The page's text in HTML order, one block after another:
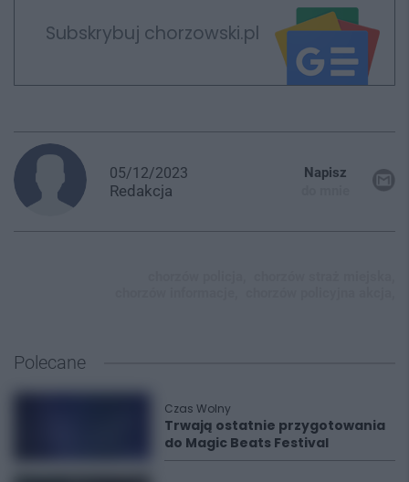
Subskrybuj chorzowski.pl
05/12/2023
Redakcja
Napisz
Polecane
Czas Wolny
Trwają ostatnie przygotowania
do Magic Beats Festival